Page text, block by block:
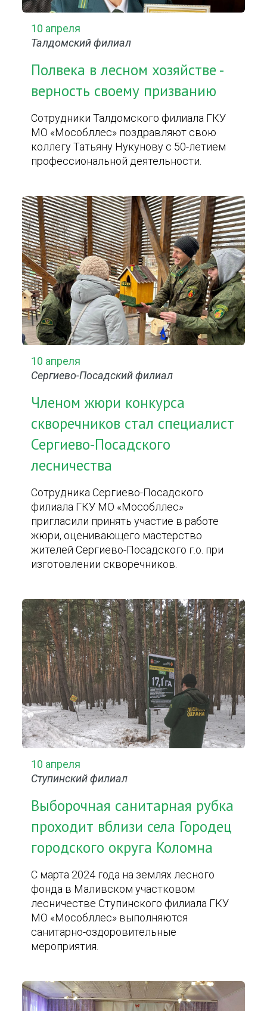
10 апреля
Талдомский филиал
Полвека в лесном хозяйстве -
верность своему призванию
Сотрудники Талдомского филиала ГКУ
МО «Мособллес» поздравляют свою
коллегу Татьяну Нукунову с 50-летием
профессиональной деятельности.
10 апреля
Сергиево-Посадский филиал
Членом жюри конкурса
скворечников стал специалист
Сергиево-Посадского
лесничества
Сотрудника Сергиево-Посадского
филиала ГКУ МО «Мособллес»
пригласили принять участие в работе
жюри, оценивающего мастерство
жителей Сергиево-Посадского г.о. при
изготовлении скворечников.
10 апреля
Ступинский филиал
Выборочная санитарная рубка
проходит вблизи села Городец
городского округа Коломна
С марта 2024 года на землях лесного
фонда в Маливском участковом
лесничестве Ступинского филиала ГКУ
МО «Мособллес» выполняются
санитарно-оздоровительные
мероприятия.